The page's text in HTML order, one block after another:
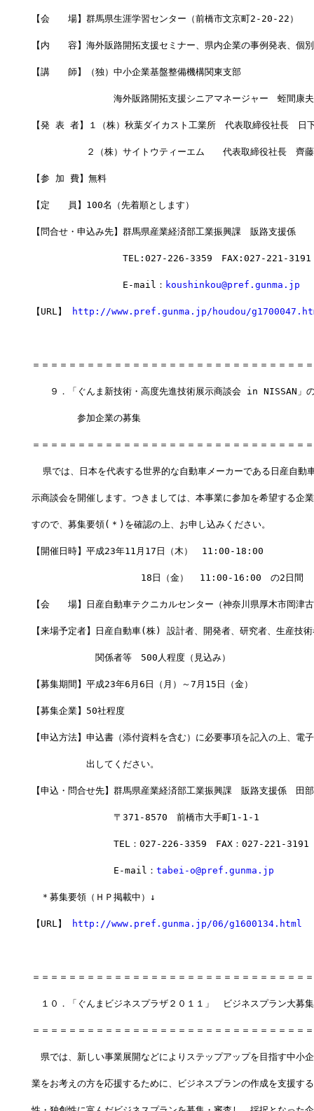
【会　　場】群馬県生涯学習センター（前橋市文京町2-20-22）
【内　　容】海外販路開拓支援セミナー、県内企業の事例発表、個
【講　　師】（独）中小企業基盤整備機構関東支部
海外販路開拓支援シニアマネージャー　蛭間康
【発 表 者】１（株）秋葉ダイカスト工業所　代表取締役社長　日
２（株）サイトウティーエム　　代表取締役社長　齊藤
【参 加 費】無料
【定　　員】100名（先着順とします）
【問合せ・申込み先】群馬県産業経済部工業振興課　販路支援係
TEL:027-226-3359　FAX:027-221-3191
E-mail： koushinkou@pref.gunma.jp
【URL】 http://www.pref.gunma.jp/houdou/
＝＝＝＝＝＝＝＝＝＝＝＝＝＝＝＝＝＝＝＝＝＝＝＝＝＝＝＝＝＝
９．「ぐんま新技術・高度先進技術展示商談会 in NISSAN」
参加企業の募集
＝＝＝＝＝＝＝＝＝＝＝＝＝＝＝＝＝＝＝＝＝＝＝＝＝＝＝＝＝＝
県では、日本を代表する世界的な自動車メーカーである日産自動
示商談会を開催します。つきましては、本事業に参加を希望する企
すので、募集要領(＊)を確認の上、お申し込みください。
【開催日時】平成23年11月17日（木）　11:00-18:00
18日（金）  11:00-16:00　の2日間
【会　　場】日産自動車テクニカルセンター（神奈川県厚木市岡津
【来場予定者】日産自動車(株) 設計者、開発者、研究者、生産技
関係者等　500人程度（見込み）
【募集期間】平成23年6月6日（月）～7月15日（金）
【募集企業】50社程度
【申込方法】申込書（添付資料を含む）に必要事項を記入の上、電
出してください。
【申込・問合せ先】群馬県産業経済部工業振興課　販路支援係　田
〒371-8570　前橋市大手町1-1-1
TEL：027-226-3359　FAX：027-221-3191
E-mail： tabei-o@pref.gunma.jp
＊募集要領（ＨＰ掲載中）↓
【URL】 http://www.pref.gunma.jp/06/g1600134.html
＝＝＝＝＝＝＝＝＝＝＝＝＝＝＝＝＝＝＝＝＝＝＝＝＝＝＝＝＝＝
１０．「ぐんまビジネスプラザ２０１１」　ビジネスプラン大募
＝＝＝＝＝＝＝＝＝＝＝＝＝＝＝＝＝＝＝＝＝＝＝＝＝＝＝＝＝＝
県では、新しい事業展開などによりステップアップを目指す中小
業をお考えの方を応援するために、ビジネスプランの作成を支援す